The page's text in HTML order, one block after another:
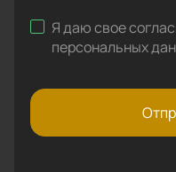
Я даю свое
персональных